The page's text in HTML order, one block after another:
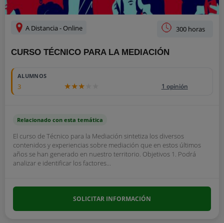
A Distancia - Online 300 horas
CURSO TÉCNICO PARA LA MEDIACIÓN
ALUMNOS
3 1 opinión
Relacionado con esta temática
El curso de Técnico para la Mediación sintetiza los diversos
contenidos y experiencias sobre mediación que en estos últimos
años se han generado en nuestro territorio. Objetivos 1. Podrá
analizar e identificar los factores...
SOLICITAR INFORMACIÓN